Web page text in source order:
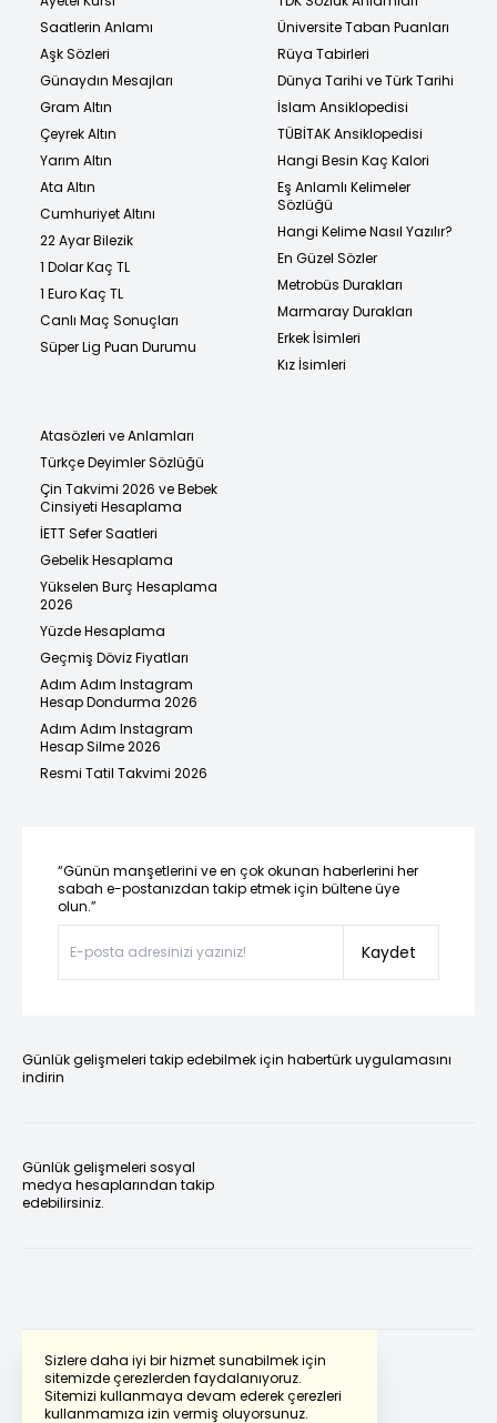
Sizlere daha iyi bir hizmet sunabilmek için
sitemizde çerezlerden faydalanıyoruz.
Sitemizi kullanmaya devam ederek çerezleri
kullanmamıza izin vermiş oluyorsunuz.
Saatlerin Anlamı
Aşk Sözleri
Günaydın Mesajları
Gram Altın
Çeyrek Altın
Yarım Altın
Ata Altın
Cumhuriyet Altını
22 Ayar Bilezik
1 Dolar Kaç TL
1 Euro Kaç TL
Canlı Maç Sonuçları
Süper Lig Puan Durumu
Üniversite Taban Puanları
Rüya Tabirleri
Dünya Tarihi ve Türk Tarihi
İslam Ansiklopedisi
TÜBİTAK Ansiklopedisi
Hangi Besin Kaç Kalori
Eş Anlamlı Kelimeler
Sözlüğü
Hangi Kelime Nasıl Yazılır?
En Güzel Sözler
Metrobüs Durakları
Marmaray Durakları
Erkek İsimleri
Kız İsimleri
Atasözleri ve Anlamları
Türkçe Deyimler Sözlüğü
Çin Takvimi 2026 ve Bebek
Cinsiyeti Hesaplama
İETT Sefer Saatleri
Gebelik Hesaplama
Yükselen Burç Hesaplama
2026
Yüzde Hesaplama
Geçmiş Döviz Fiyatları
Adım Adım Instagram
Hesap Dondurma 2026
Adım Adım Instagram
Hesap Silme 2026
Resmi Tatil Takvimi 2026
“Günün manşetlerini ve en çok okunan haberlerini her
sabah e-postanızdan takip etmek için bültene üye
olun.”
Kaydet
Günlük gelişmeleri takip edebilmek için habertürk uygulamasını
indirin
Günlük gelişmeleri sosyal
medya hesaplarından takip
edebilirsiniz.
Powered by Translate